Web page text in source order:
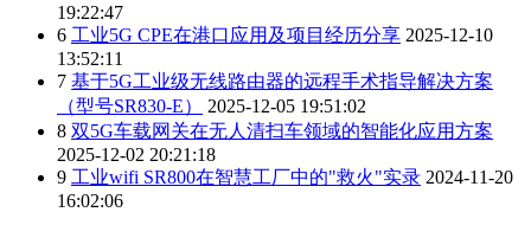
19:22:47
6 工业5G CPE在港口应用及项目经历分享 2025-12-10
13:52:11
7 基于5G工业级无线路由器的远程手术指导解决方案
（型号SR830-E）
2025-12-05 19:51:02
8 双5G车载网关在无人清扫车领域的智能化应用方案
2025-12-02 20:21:18
9 工业wifi SR800在智慧工厂中的"救火"实录 2024-11-20
16:02:06